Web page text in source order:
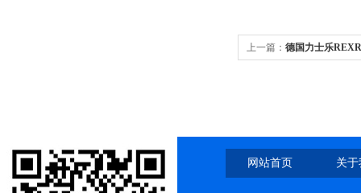
上一篇： 德国力士乐
网站首页 关